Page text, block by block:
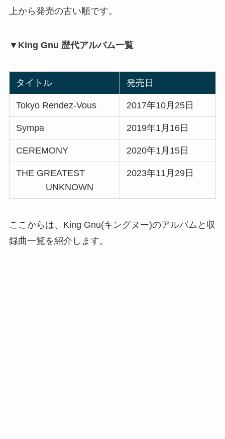
上から発売の古い順です。
▼King Gnu 歴代アルバム一覧
タイトル 発売日
Tokyo Rendez-Vous 2017年10月25日
Sympa 2019年1月16日
CEREMONY 2020年1月15日
THE GREATEST
UNKNOWN
2023年11月29日
ここからは、King Gnu(キングヌー)のアルバムと収
録曲一覧を紹介します。